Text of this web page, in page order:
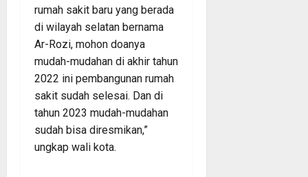
rumah sakit baru yang berada
di wilayah selatan bernama
Ar-Rozi, mohon doanya
mudah-mudahan di akhir tahun
2022 ini pembangunan rumah
sakit sudah selesai. Dan di
tahun 2023 mudah-mudahan
sudah bisa diresmikan,”
ungkap wali kota.